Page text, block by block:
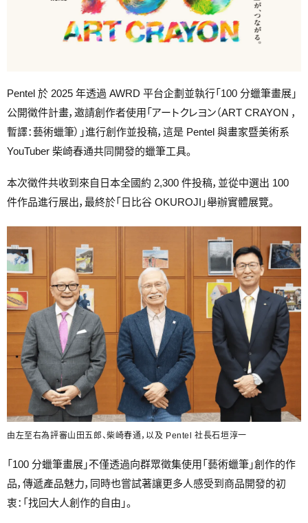
Pentel 於 2025 年透過 AWRD 平台企劃並執行「100 分蠟筆畫展」
公開徵件計畫，邀請創作者使用「アートクレヨン（ART CRAYON ，
暫譯：藝術蠟筆）」進行創作並投稿，這是 Pentel 與畫家暨美術系
YouTuber 柴崎春通共同開發的蠟筆工具。
本次徵件共收到來自日本全國約 2,300 件投稿，並從中選出 100
件作品進行展出，最終於「日比谷 OKUROJI」舉辦實體展覽。
由左至右為評審山田五郎、柴崎春通，以及 Pentel 社長石垣淳一
「100 分蠟筆畫展」不僅透過向群眾徵集使用「藝術蠟筆」創作的作
品，傳遞產品魅力，同時也嘗試著讓更多人感受到商品開發的初
衷：「找回大人創作的自由」。